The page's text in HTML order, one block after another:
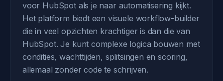
voor HubSpot als je naar automatisering kijkt.
Het platform biedt een visuele workflow-builder
die in veel opzichten krachtiger is dan die van
HubSpot. Je kunt complexe logica bouwen met
condities, wachttijden, splitsingen en scoring,
allemaal zonder code te schrijven.